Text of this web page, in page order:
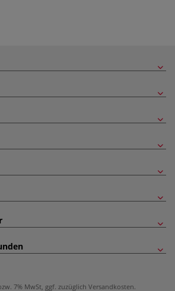
7% MwSt, ggf. zuzüglich Versandkosten.